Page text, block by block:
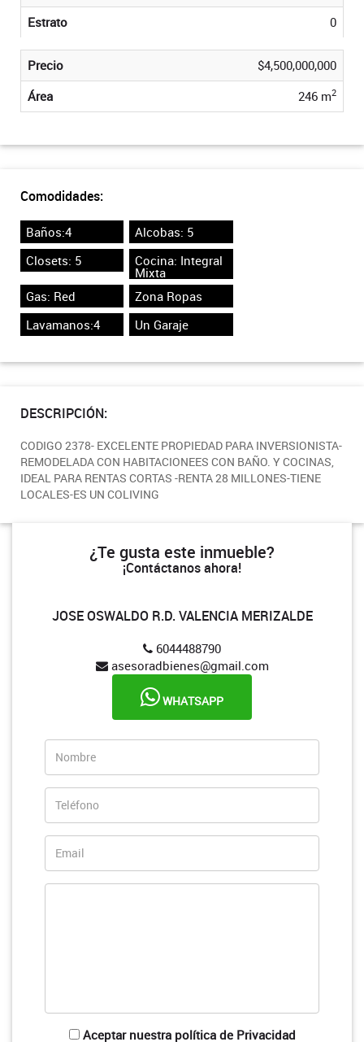
Estrato
0
Precio
$4,500,000,000
Área
246 m2
Comodidades:
Baños:4
Alcobas: 5
Closets: 5
Cocina: Integral
Mixta
Gas: Red
Zona Ropas
Lavamanos:4
Un Garaje
DESCRIPCIÓN:
CODIGO 2378- EXCELENTE PROPIEDAD PARA INVERSIONISTA-
REMODELADA CON HABITACIONEES CON BAÑO. Y COCINAS,
IDEAL PARA RENTAS CORTAS -RENTA 28 MILLONES-TIENE
LOCALES-ES UN COLIVING
¿Te gusta este inmueble?
¡Contáctanos ahora!
JOSE OSWALDO R.D. VALENCIA MERIZALDE
6044488790
asesoradbienes@gmail.com
WHATSAPP
Aceptar nuestra política de Privacidad